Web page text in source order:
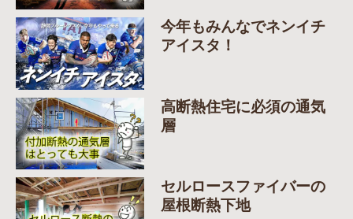
今年もみんなでネンイチ
アイスタ！
高断熱住宅に必須の通気
層
セルロースファイバーの
屋根断熱下地